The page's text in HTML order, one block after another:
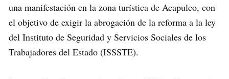
una manifestación en la zona turística de Acapulco, con
el objetivo de exigir la abrogación de la reforma a la ley
del Instituto de Seguridad y Servicios Sociales de los
Trabajadores del Estado (ISSSTE).